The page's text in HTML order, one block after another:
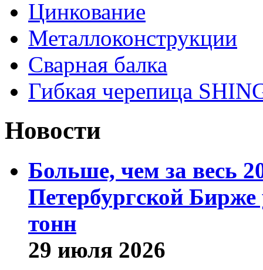
Цинкование
Металлоконструкции
Сварная балка
Гибкая черепица
Новости
Больше, чем за весь
Петербургской
тонн
29 июля 2026